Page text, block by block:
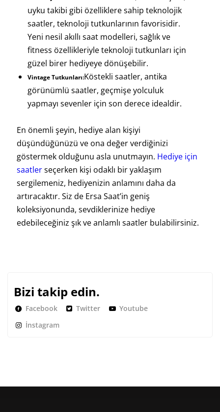
uyku takibi gibi özelliklere sahip teknolojik
saatler, teknoloji tutkunlarının favorisidir.
Yeni nesil akıllı saat modelleri, sağlık ve
fitness özellikleriyle teknoloji tutkunları için
güzel birer hediyeye dönüşebilir.
Vintage Tutkunları:Köstekli saatler, antika
görünümlü saatler, geçmişe yolculuk
yapmayı sevenler için son derece idealdir.
En önemli şeyin, hediye alan kişiyi
düşündüğünüzü ve ona değer verdiğinizi
göstermek olduğunu asla unutmayın. Hediye için
saatlerseçerken kişi odaklı bir yaklaşım
sergilemeniz, hediyenizin anlamını daha da
artıracaktır. Siz de Ersa Saat’in geniş
koleksiyonunda, sevdiklerinize hediye
edebileceğiniz şık ve anlamlı saatler bulabilirsiniz.
Bizi takip edin.
Facebook Twitter
Youtube
İnstagram